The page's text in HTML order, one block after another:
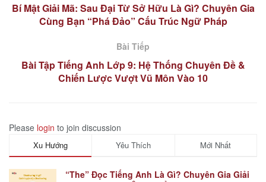
Bí Mật Giải Mã: Sau Đại Từ Sở Hữu Là Gì? Chuyên Gia
Cùng Bạn “Phá Đảo” Cấu Trúc Ngữ Pháp
Bài Tiếp
Bài Tập Tiếng Anh Lớp 9: Hệ Thống Chuyên Đề &
Chiến Lược Vượt Vũ Môn Vào 10
Please login to join discussion
Xu Hướng Yêu Thích Mới Nhất
“The” Đọc Tiếng Anh Là Gì? Chuyên Gia Giải